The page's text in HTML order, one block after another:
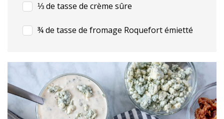
⅓ de tasse de crème sûre
¾ de tasse de fromage Roquefort émietté